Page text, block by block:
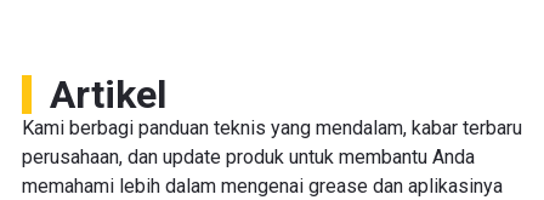
Artikel
Kami berbagi panduan teknis yang mendalam, kabar terbaru
perusahaan, dan update produk untuk membantu Anda
memahami lebih dalam mengenai grease dan aplikasinya